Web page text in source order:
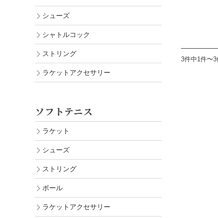
3件中1件〜
シューズ
シャトルコック
ストリング
ラケットアクセサリー
ソフトテニス
ラケット
シューズ
ストリング
ボール
ラケットアクセサリー